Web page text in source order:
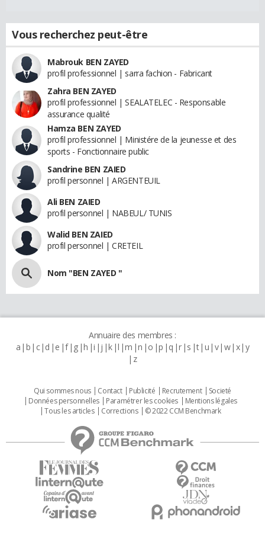
Vous recherchez peut-être
Mabrouk BEN ZAYED
profil professionnel | sarra fachion - Fabricant
Zahra BEN ZAYED
profil professionnel | SEALATELEC - Responsable
assurance qualité
Hamza BEN ZAYED
profil professionnel | Ministére de la jeunesse et des
sports - Fonctionnaire public
Sandrine BEN ZAIED
profil personnel | ARGENTEUIL
Ali BEN ZAIED
profil personnel | NABEUL/ TUNIS
Walid BEN ZAIED
profil personnel | CRETEIL
Nom "BEN ZAYED "
Annuaire des membres :
a b c d e f g h i j k l m n o p q r s t u v w x y
z
Qui sommes nous Contact Publicité Recrutement
Societé
Données personnelles
Paramétrer les cookies
Mentions légales
Tous les articles
Corrections © 2022 CCM Benchmark